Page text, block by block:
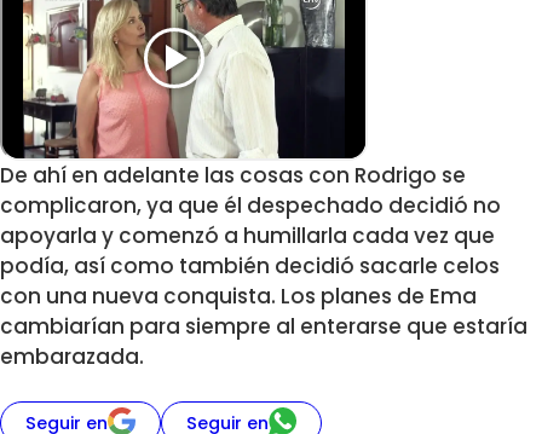
De ahí en adelante las cosas con Rodrigo se
complicaron, ya que él despechado decidió no
apoyarla y comenzó a humillarla cada vez que
podía, así como también decidió sacarle celos
con una nueva conquista. Los planes de Ema
cambiarían para siempre al enterarse que estaría
embarazada.
Seguir en Seguir en